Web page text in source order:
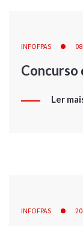
INFOFPAS
Ler
INFOFPAS